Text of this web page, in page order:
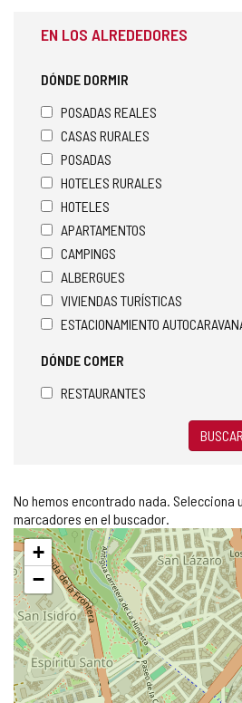
EN LOS ALREDEDORES
DÓNDE DORMIR
POSADAS REALES
CASAS RURALES
POSADAS
HOTELES RURALES
HOTELES
APARTAMENTOS
CAMPINGS
ALBERGUES
VIVIENDAS TURÍSTICAS
ESTACIONAMIENTO
DÓNDE COMER
RESTAURANTES
No hemos encontrado nada. Selecciona
marcadores en el buscador.
Saltar
mapa
+
−